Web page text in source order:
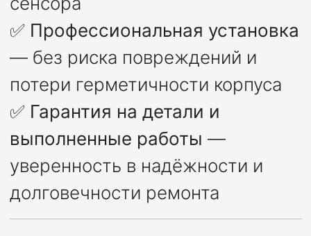
✅ Профессиональная установка
— без риска повреждений и
потери герметичности корпуса
✅ Гарантия на детали и
выполненные работы —
уверенность в надёжности и
долговечности ремонта